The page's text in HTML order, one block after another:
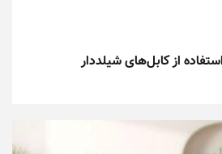
از کابل‌های شیلددار